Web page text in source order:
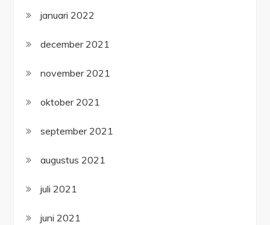
januari 2022
december 2021
november 2021
oktober 2021
september 2021
augustus 2021
juli 2021
juni 2021